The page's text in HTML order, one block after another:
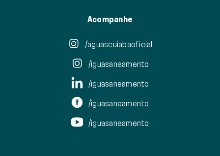
Acompanhe
/aguascuiabaoficial
/iguasaneamento
/iguasaneamento
/iguasaneamento
/iguasaneamento